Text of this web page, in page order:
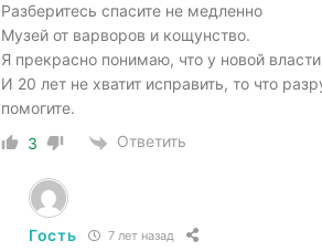
Разберитесь спасите не медленно
Музей от варворов и кощунство.
Я прекрасно понимаю, что у новой
И 20 лет не хватит исправить, то что
помогите.
3
Ответить
Гость 7 лет назад